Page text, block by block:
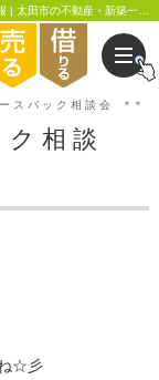
ス バ ッ ク 相 談 会 ＊＊
相 談
☆彡